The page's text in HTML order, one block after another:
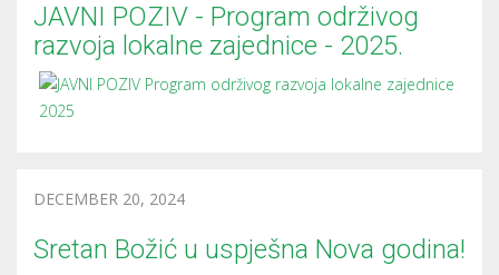
JAVNI POZIV - Program održivog
razvoja lokalne zajednice - 2025.
DECEMBER 20, 2024
Sretan Božić u uspješna Nova godina!